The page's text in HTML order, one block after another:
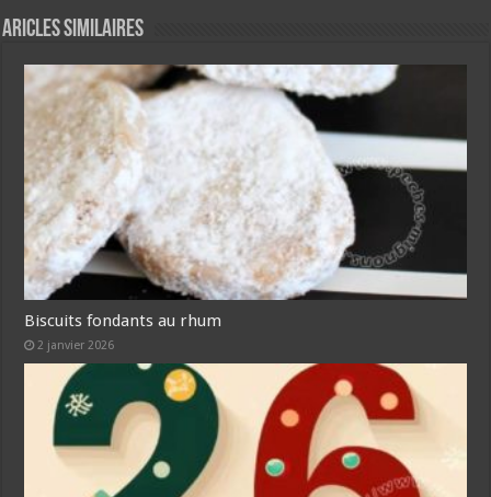
Aricles similaires
Biscuits fondants au rhum
2 janvier 2026